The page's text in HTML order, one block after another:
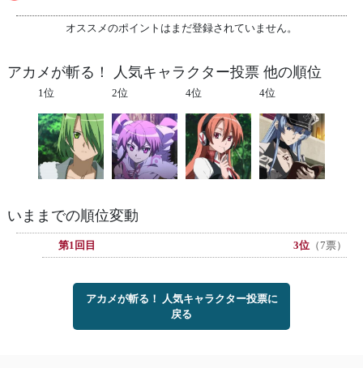
オススメのポイントはまだ登録されていません。
アカメが斬る！ 人気キャラクター投票 他の順位
1位 2位 4位 4位
いままでの順位変動
第1回目 3位 （7票）
アカメが斬る！ 人気キャラクター投票に
戻る